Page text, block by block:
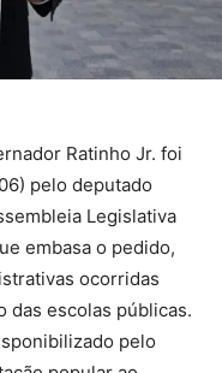
Ratinho Jr. foi
pelo deputado
Legislativa
embasa o pedido,
ocorridas
das escolas públicas.
pelo